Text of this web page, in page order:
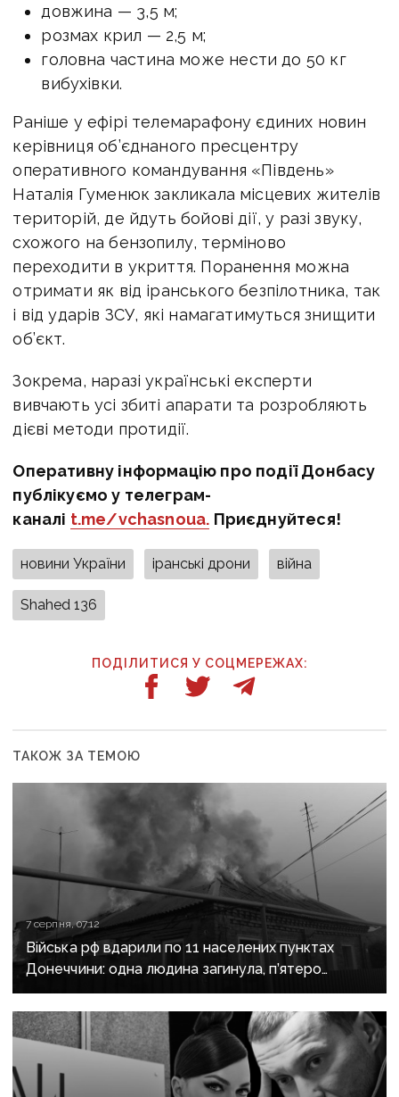
довжина — 3,5 м;
розмах крил — 2,5 м;
головна частина може нести до 50 кг
вибухівки.
Раніше у ефірі телемарафону єдиних новин
керівниця об’єднаного пресцентру
оперативного командування «Південь»
Наталія Гуменюк закликала місцевих жителів
територій, де йдуть бойові дії, у разі звуку,
схожого на бензопилу, терміново
переходити в укриття. Поранення можна
отримати як від іранського безпілотника, так
і від ударів ЗСУ, які намагатимуться знищити
об’єкт.
Зокрема, наразі українські експерти
вивчають усі збиті апарати та розробляють
дієві методи протидії.
Оперативну інформацію про події Донбасу
публікуємо у телеграм-
каналі t.me/vchasnoua. Приєднуйтеся!
новини України іранські дрони війна
Shahed 136
ПОДІЛИТИСЯ У СОЦМЕРЕЖАХ:
ТАКОЖ ЗА ТЕМОЮ
7 серпня, 07:12
Війська рф вдарили по 11 населених пунктах
Донеччини: одна людина загинула, п’ятеро
поранені